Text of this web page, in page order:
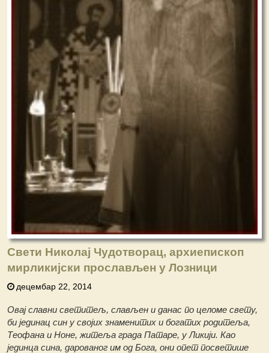
Свети Николај Чудотворац, архиепископ
мирликијски прослављен у Лозници
децембар 22, 2014
Овај славни светитељ, слављен и данас по целоме свету,
би јединац син у својих знаменитих и богатих родитеља,
Теофана и Ноне, житеља града Патаре, у Ликији. Као
јединца сина, дарованог им од Бога, они опет посветише